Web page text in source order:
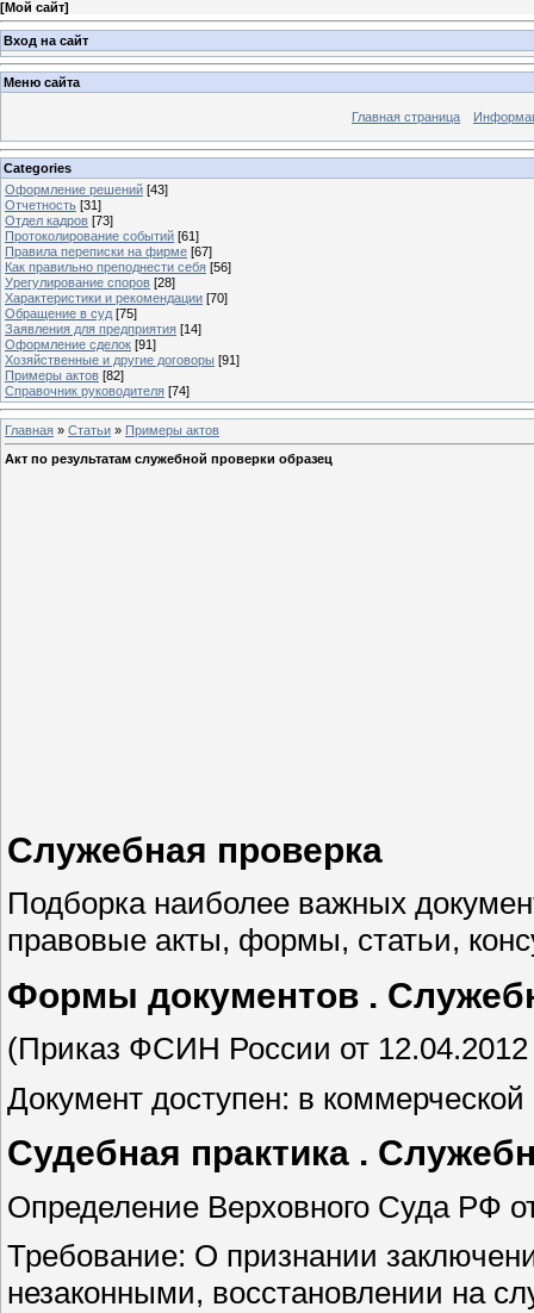
[Мой сайт]
Вход на сайт
Меню сайта
Главная страница
Categories
Оформление решений [43]
Отчетность [31]
Отдел кадров [73]
Протоколирование событий [61]
Правила переписки на фирме [67]
Как правильно преподнести себя [56]
Урегулирование споров [28]
Характеристики и рекомендации [70]
Обращение в суд [75]
Заявления для предприятия [14]
Оформление сделок [91]
Хозяйственные и другие договоры [91]
Примеры актов [82]
Справочник руководителя [74]
Главная » Статьи » Примеры актов
Акт по результатам служебной проверки образец
Служебная проверка
Подборка наиболее важных
правовые акты, формы, статьи,
Формы документов .
(Приказ ФСИН России от 12.04.2012
Документ доступен: в
Судебная практика .
Определение Верховного Суда РФ
Требование: О признании
незаконными, восстановлении на